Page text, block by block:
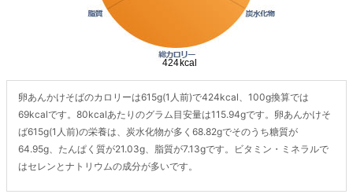
卵あんかけそばのカロリーは615g(1人前)で424kcal、100g換算では
69kcalです。80kcalあたりのグラム目安量は115.94gです。卵あんかけそ
ば615g(1人前)の栄養は、炭水化物が多く68.82gでそのうち糖質が
64.95g、たんぱく質が21.03g、脂質が7.13gです。ビタミン・ミネラルで
はセレンとナトリウムの成分が多いです。